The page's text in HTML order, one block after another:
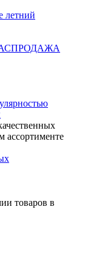
летний
ассортименте
товаров в